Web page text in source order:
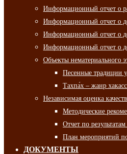
Информационный отчет о
Информационный отчет о
Информационный отчет о
Информационный отчет о
Объекты нематериального
Песенные традиции
Тахпа́х – жанр
Независимая оценка
Методические
Отчет по
План мероприятий
ДОКУМЕНТЫ